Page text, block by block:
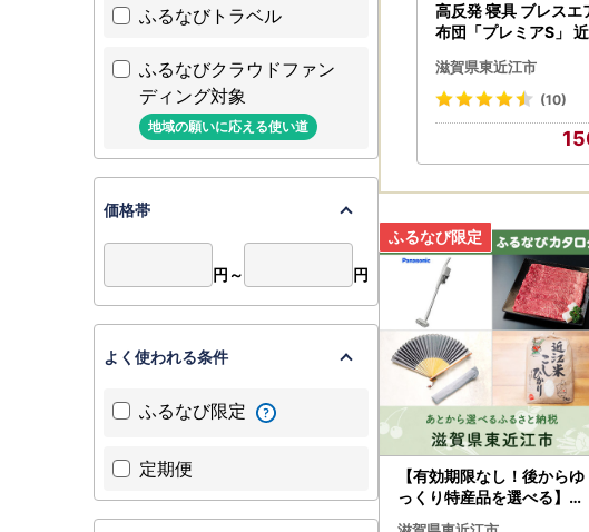
【お申込みいただく前
キャンセル・変更：
さい。
発送時期： 原則として
1月以降のご寄附： 1月
■ 返礼品について
配送予定： 返礼品によ
けまで通常よりお時間
受取不可日がある場合
連絡ください。
再送不可： 寄附者様の
発送連絡： 発送完了後
高反発 寝具 ブレスエ
布団「プレミアS」
08 高反発敷布団 マッ
ングル 体圧分散 洗え
寝姿勢サポート 三つ
滋賀県東近江市
(10)
【有効期限なし！後からゆ
っくり特産品を選べる】滋
賀県東近江市カタログポイ
ふるなびトラベル
ふるなびクラウドファン
ディング対象
地域の願いに応える使い道
価格帯
円～ 円
よく使われる条件
ふるなび限定
定期便